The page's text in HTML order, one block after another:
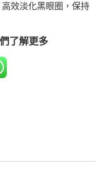
效淡化黑眼圈，保持
了解更多